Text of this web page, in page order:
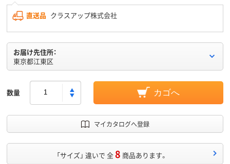
直送品 クラスアップ株式会社
お届け先住所：
東京都江東区
数量 カゴへ
マイカタログへ登録
「サイズ」 違いで 全8 商品あります。